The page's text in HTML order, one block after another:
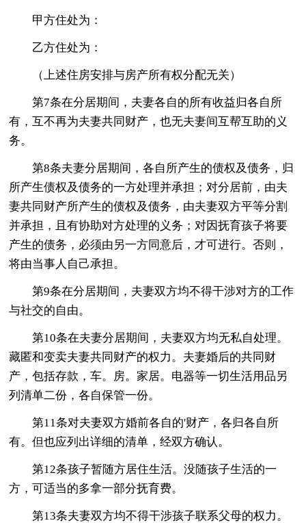
甲方住处为：
乙方住处为：
（上述住房安排与房产所有权分配无关）
第7条在分居期间，夫妻各自的所有收益归各自所
有，互不再为夫妻共同财产，也无夫妻间互帮互助的义
务。
第8条夫妻分居期间，各自所产生的债权及债务，归
所产生债权及债务的一方处理并承担；对分居前，由夫
妻共同财产所产生的债权及债务，由夫妻双方平等分割
并承担，且有协助对方处理的义务；对因抚育孩子将要
产生的债务，必须由另一方同意后，才可进行。否则，
将由当事人自己承担。
第9条在分居期间，夫妻双方均不得干涉对方的工作
与社交的自由。
第10条在夫妻分居期间，夫妻双方均无私自处理。
藏匿和变卖夫妻共同财产的权力。夫妻婚后的共同财
产，包括存款，车。房。家居。电器等一切生活用品另
列清单二份，各自保管一份。
第11条对夫妻双方婚前各自的'财产，各归各自所
有。但也应列出详细的清单，经双方确认。
第12条孩子暂随方居住生活。没随孩子生活的一
方，可适当的多拿一部分抚育费。
第13条夫妻双方均不得干涉孩子联系父母的权力。